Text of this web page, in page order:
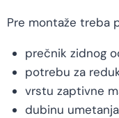
Pre montaže treba
prečnik zidnog
potrebu za
vrstu zaptivne
dubinu